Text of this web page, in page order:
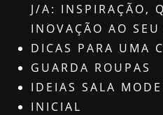
J/A: INSPIRAÇÃO,
INOVAÇÃO AO SEU
DICAS PARA UMA
GUARDA ROUPAS
IDEIAS SALA
INICIAL